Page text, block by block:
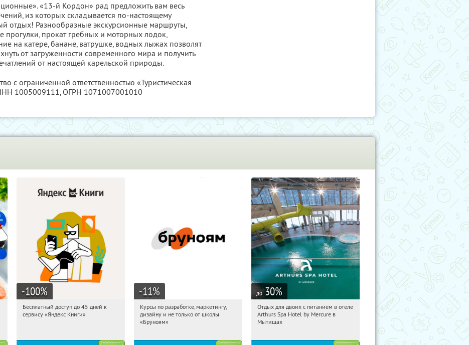
«13-й Кордон» рад предложить вам весь
из которых складывается по-настоящему
отдых! Разнообразные экскурсионные маршруты,
прогулки, прокат гребных и моторных лодок,
на катере, банане, ватрушке, водных лыжах позволят
от загруженности современного мира и получить
от настоящей карельской природы.
с ограниченной ответственностью «Туристическая
1005009111, ОГРН 1071007001010
-100%
18:14:25
Получи первым!
Бесплатный доступ до 45 дней к
сервису «Яндекс Книги»
-11%
18:14:25
Получи первым!
Россия
Курсы по разработке, маркетингу,
дизайну и не только от школы
«Бруноям»
до 30%
18:14:25
Купи первым!
Московская обл., г. Мытищи, д.
Отдых для двоих с питанием в отеле
Arthurs Spa Hotel by Mercure в
Мытищах